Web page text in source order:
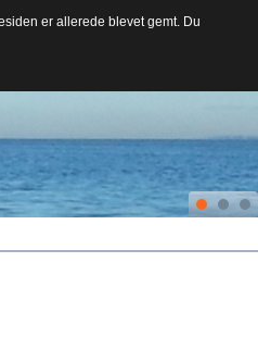
er allerede blevet gemt. Du